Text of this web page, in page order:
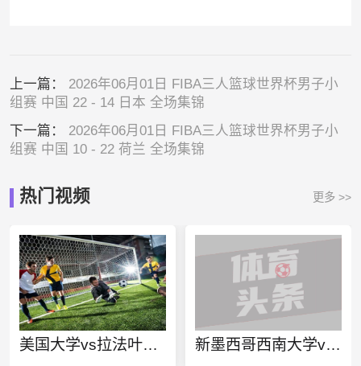
上一篇： 2026年06月01日 FIBA三人篮球世界杯男子小
组赛 中国 22 - 14 日本 全场集锦
下一篇： 2026年06月01日 FIBA三人篮球世界杯男子小
组赛 中国 10 - 22 荷兰 全场集锦
热门视频 更多 >>
美国大学vs拉法叶学院直播 新墨西哥西南大学vs新墨西哥州立大学直播